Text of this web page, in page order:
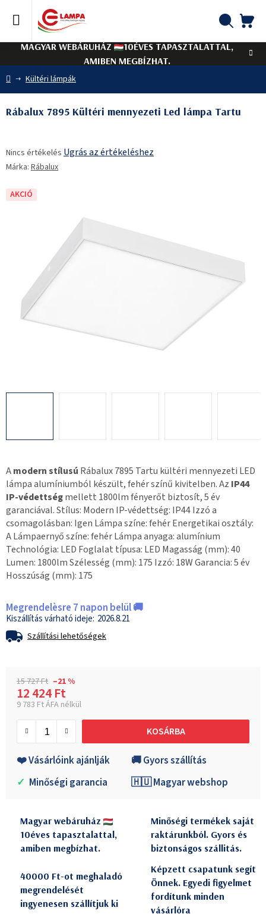
tartalomhoz
MAGYAR WEBÁRUHÁZ
10ÉVES TAPASZTALATTAL,
AMIBEN MEGBÍZHAT.
Kezdőlap
Kültéri lámpák
Amodern stílusú Rábalux 7895 Tartu kültéri mennyezeti LED
lámpa alumíniumból készült, fehér színű kivitelben. Az IP44
IP-védettségmellett 1800lm fényerőt biztosít, 5 év
garanciával. Stílus: Modern IP-védettség: IP44 Izzó a
csomagolásban: Igen Lámpa színe: fehér Energetikai osztály:
A Lámpaernyő színe: fehér Lámpa anyaga: alumínium
Technológia: LED Foglalat típusa: LED Magasság (mm): 40
Lumen: 1800lm Szélesség (mm): 175 Izzó: 18W Garancia: 5 év
Hosszúság (mm): 175
Megrendelèsre 7 napon belül 🚚
2026.8.21
Szállítási lehetőségek
15 727 Ft –21 %
12 424 Ft
9 783 Ft ÁFA nélkül
KOSÁRBA
❤️ Vásárlóink ajánlják
🚚 Gyors szállítás
✓ Minőségi garancia 🇭🇺 Magyar webshop
Rábalux 7895 Kültéri mennyezeti Led lámpa Tartu
termék
átlagos
5-
Nincs értékelés Ugrás az értékeléshez
Márka: Rábalux
AKCIÓ
Magyar webáruház
10éves tapasztalattal,
amiben megbízhat.
Minőségi termékek saját
raktárunkból. Gyors és
biztonságos szállitás.
40000 Ft-ot meghaladó
megrendelését
ingyenesen szállítjuk ki
Képzett csapatunk segít
Önnek. Egyedi figyelmet
fordítunk minden
vásárlóra